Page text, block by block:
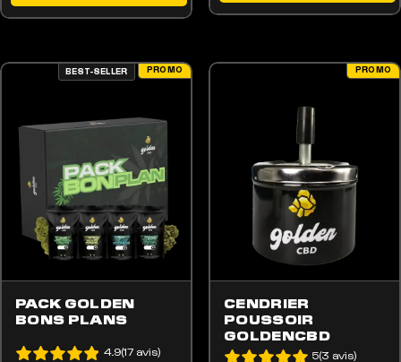
PACK GOLDEN
BONS PLANS
4.9(17 avis)
BEST-SELLER PROMO
PEUVENT ÊTRE CHOISIES SUR LA PAGE DU PRODUIT
CENDRIER
POUSSOIR
GOLDENCBD
5(3 avis)
PROMO